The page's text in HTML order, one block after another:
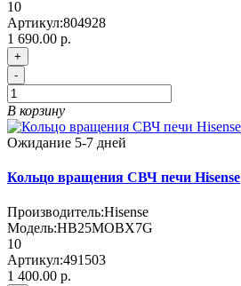
10
Артикул:804928
1 690.00 р.
+
-
В корзину
Ожидание 5-7 дней
Кольцо вращения СВЧ печи Hisense
Производитель:Hisense
Модель:HB25MOBX7G
10
Артикул:491503
1 400.00 р.